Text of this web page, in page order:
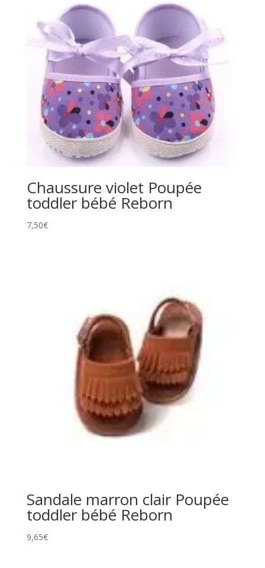
Chaussure violet Poupée
toddler bébé Reborn
7,50€
Sandale marron clair Poupée
toddler bébé Reborn
9,65€